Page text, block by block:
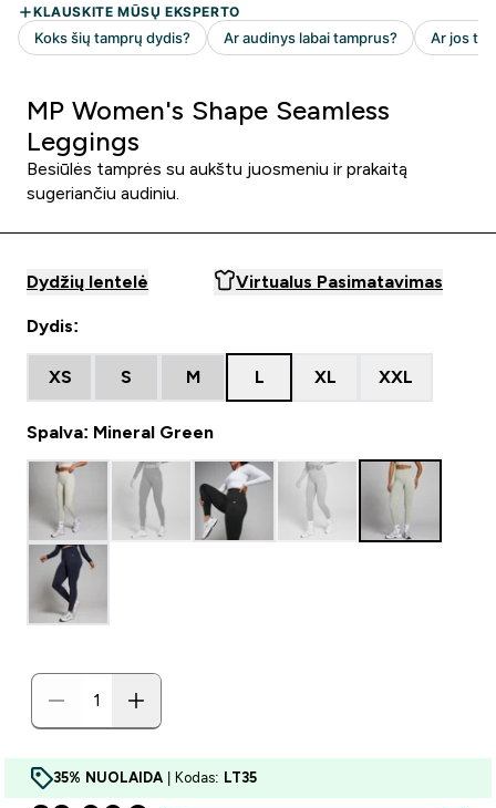
MP Women's Shape Seamless
Leggings
Besiūlės tamprės su aukštu juosmeniu ir prakaitą
sugeriančiu audiniu.
Dydžių lentelė Virtualus Pasimatavimas
Dydis:
XS S M L XL XXL
Spalva: Mineral Green
35% NUOLAIDA | Kodas: LT35